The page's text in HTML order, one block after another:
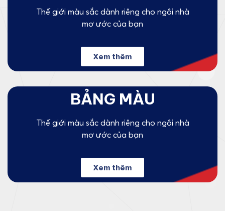
Thế giới màu sắc dành riêng cho ngôi nhà
mơ ước của bạn
Xem thêm
BẢNG MÀU
Thế giới màu sắc dành riêng cho ngôi nhà
mơ ước của bạn
Xem thêm